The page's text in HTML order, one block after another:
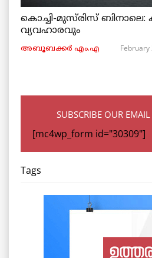
കൊച്ചി-മുസ്‌രിസ് ബിനാലെ:
വ്യവഹാരവും
അബൂബക്കർ എം.എ February
SUBSCRIBE OUR EMAIL
[mc4wp_form id="30309"]
Tags